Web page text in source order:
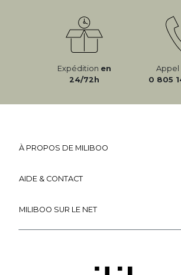
Expédition en
24/72h
Appel
0 805
À PROPOS DE MILIBOO
AIDE & CONTACT
MILIBOO SUR LE NET